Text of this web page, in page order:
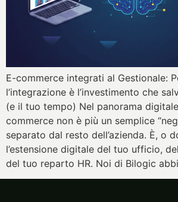
E-commerce integrati al Gestionale:
l’integrazione è l’investimento che
(e il tuo tempo) Nel panorama
commerce non è più un semplice
separato dal resto dell’azienda. È, o
l’estensione digitale del tuo ufficio,
del tuo reparto HR. Noi di Bilogic